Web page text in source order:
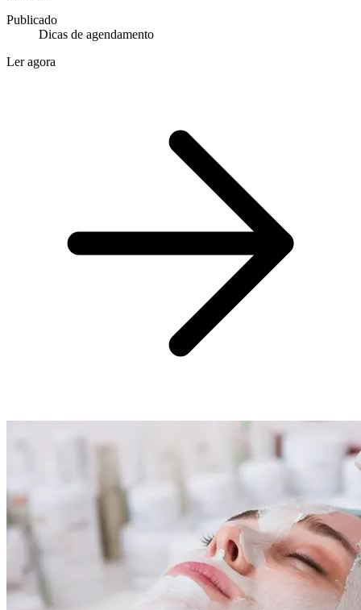
Publicado
Dicas de agendamento
Ler agora